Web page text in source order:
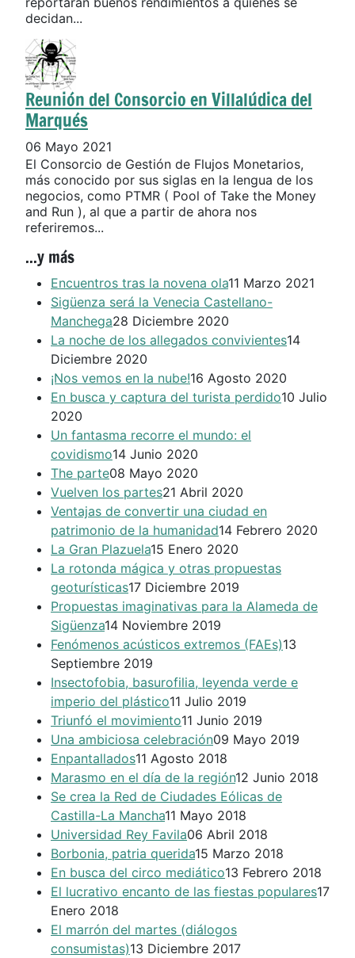
decidan...
Reunión del Consorcio en Villalúdica del
Marqués
06 Mayo 2021
El Consorcio de Gestión de Flujos Monetarios,
más conocido por sus siglas en la lengua de los
negocios, como PTMR ( Pool of Take the Money
and Run ), al que a partir de ahora nos
referiremos...
...y más
Encuentros tras la novena ola11 Marzo 2021
Sigüenza será la Venecia Castellano-
Manchega28 Diciembre 2020
La noche de los allegados convivientes14
Diciembre 2020
¡Nos vemos en la nube!16 Agosto 2020
En busca y captura del turista perdido10 Julio
2020
Un fantasma recorre el mundo: el
covidismo14 Junio 2020
The parte08 Mayo 2020
Vuelven los partes21 Abril 2020
Ventajas de convertir una ciudad en
patrimonio de la humanidad14 Febrero 2020
La Gran Plazuela15 Enero 2020
La rotonda mágica y otras propuestas
geoturísticas17 Diciembre 2019
Propuestas imaginativas para la Alameda de
Sigüenza14 Noviembre 2019
Fenómenos acústicos extremos (FAEs)13
Septiembre 2019
Insectofobia, basurofilia, leyenda verde e
imperio del plástico11 Julio 2019
Triunfó el movimiento11 Junio 2019
Una ambiciosa celebración09 Mayo 2019
Enpantallados11 Agosto 2018
Marasmo en el día de la región12 Junio 2018
Se crea la Red de Ciudades Eólicas de
Castilla-La Mancha11 Mayo 2018
Universidad Rey Favila06 Abril 2018
Borbonia, patria querida15 Marzo 2018
En busca del circo mediático13 Febrero 2018
El lucrativo encanto de las fiestas populares17
Enero 2018
El marrón del martes (diálogos
consumistas)13 Diciembre 2017